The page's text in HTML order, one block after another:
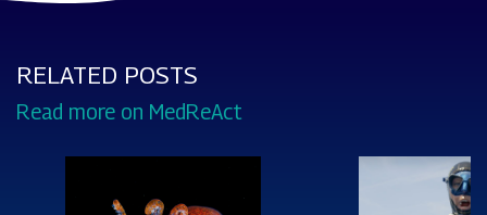
RELATED POSTS
Read more on MedReAct